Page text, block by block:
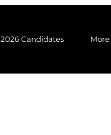
2026 Candidates More